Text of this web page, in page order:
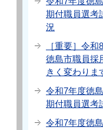
期付職員選考
況
［重要］令和
徳島市職員採
きく変わりま
令和7年度徳
期付職員選考
令和7年度徳